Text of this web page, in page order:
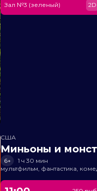
Зал №3 (зеленый)
2D
США
Миньоны и
6+
1 ч 30 мин
мультфильм, фантастика,